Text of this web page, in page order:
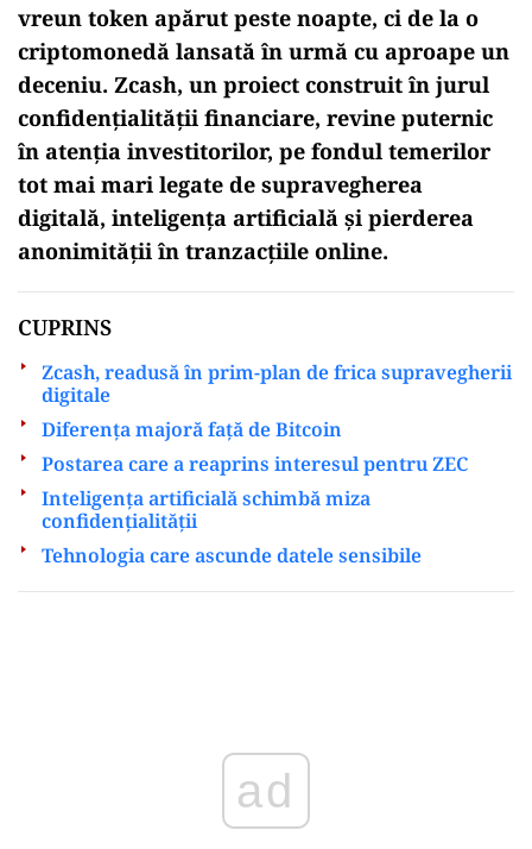
vreun token apărut peste noapte, ci de la o
criptomonedă lansată în urmă cu aproape un
deceniu. Zcash, un proiect construit în jurul
confidențialității financiare, revine puternic
în atenția investitorilor, pe fondul temerilor
tot mai mari legate de supravegherea
digitală, inteligența artificială și pierderea
anonimității în tranzacțiile online.
CUPRINS
Zcash, readusă în prim-plan de frica supravegherii
digitale
Diferența majoră față de Bitcoin
Postarea care a reaprins interesul pentru ZEC
Inteligența artificială schimbă miza
confidențialității
Tehnologia care ascunde datele sensibile